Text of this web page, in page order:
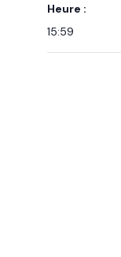
Heure :
15:59